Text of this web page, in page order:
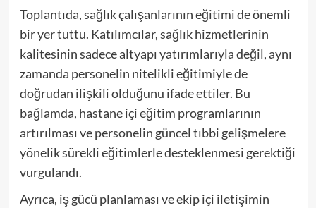
Toplantıda, sağlık çalışanlarının eğitimi de önemli
bir yer tuttu. Katılımcılar, sağlık hizmetlerinin
kalitesinin sadece altyapı yatırımlarıyla değil, aynı
zamanda personelin nitelikli eğitimiyle de
doğrudan ilişkili olduğunu ifade ettiler. Bu
bağlamda, hastane içi eğitim programlarının
artırılması ve personelin güncel tıbbi gelişmelere
yönelik sürekli eğitimlerle desteklenmesi gerektiği
vurgulandı.
Ayrıca, iş gücü planlaması ve ekip içi iletişimin